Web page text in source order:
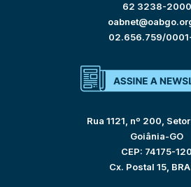
62 3238-2000
02.656.759/
Rua 1121, nº 200,
Goiânia-GO
CEP: 74175-120
Cx. Postal 15,